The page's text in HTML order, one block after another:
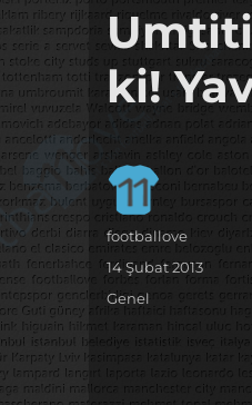
ki!
Yazar
footballove
Yayın
tarihi
14 Şubat 2013
Kategoriler
Genel